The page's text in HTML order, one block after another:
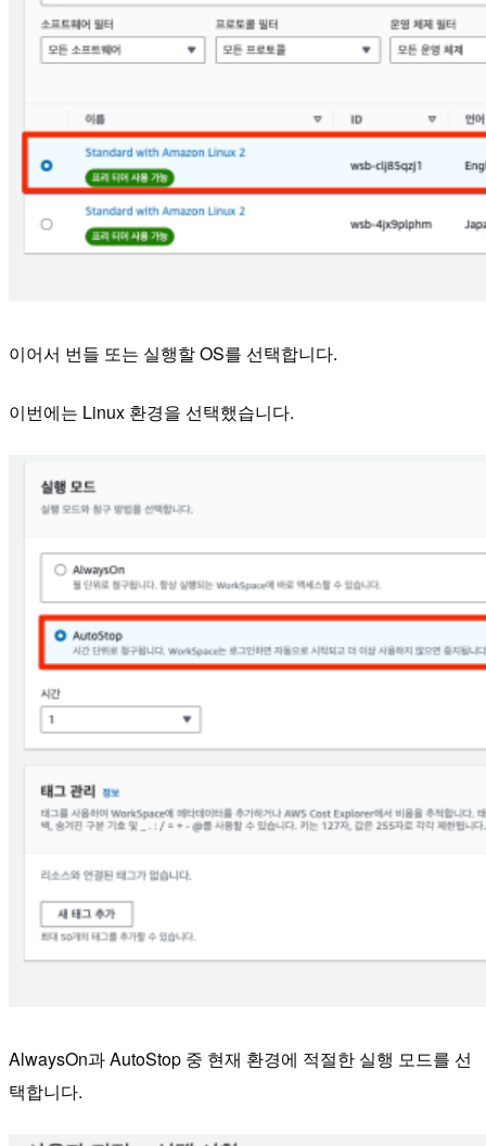
이어서 번들 또는 실행할 OS를 선택합니다.
이번에는 Linux 환경을 선택했습니다.
AlwaysOn과 AutoStop 중 현재 환경에 적절한 실행 모드를 선
택합니다.